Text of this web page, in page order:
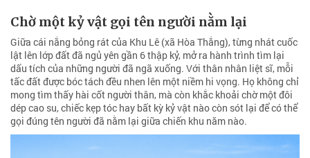
Chờ một kỷ vật gọi tên người nằm lại
Giữa cái nắng bỏng rát của Khu Lê (xã Hòa Thắng), từng nhát cuốc
lật lên lớp đất đã ngủ yên gần 6 thập kỷ, mở ra hành trình tìm lại
dấu tích của những người đã ngã xuống. Với thân nhân liệt sĩ, mỗi
tấc đất được bóc tách đều nhen lên một niềm hi vọng. Họ không chỉ
mong tìm thấy hài cốt người thân, mà còn khắc khoải chờ một đôi
dép cao su, chiếc kẹp tóc hay bất kỳ kỷ vật nào còn sót lại để có thể
gọi đúng tên người đã nằm lại giữa chiến khu năm nào.